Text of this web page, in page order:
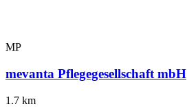
MP
mevanta Pflegegesellschaft mbH
1.7 km